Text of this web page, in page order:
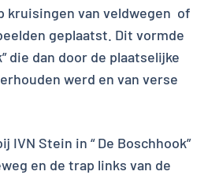
kruisingen van veldwegen of
geplaatst. Dit vormde
die dan door de plaatselijke
werd en van verse
IVN Stein in “ De Boschhook”
en de trap links van de